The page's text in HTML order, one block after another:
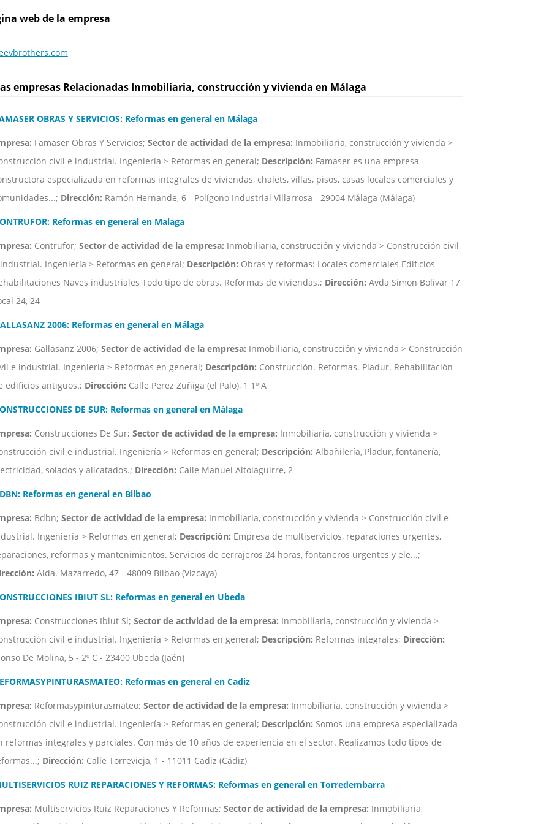
web de la empresa
empresas Relacionadas Inmobiliaria, construcción y vivienda en Málaga
OBRAS Y SERVICIOS: Reformas en general en Málaga
Famaser Obras Y Servicios; Sector de actividad de la empresa: Inmobiliaria, construcción y vivienda >
civil e industrial. Ingeniería > Reformas en general; Descripción: Famaser es una empresa
especializada en reformas integrales de viviendas, chalets, villas, pisos, casas locales comerciales y
Dirección: Ramón Hernande, 6 - Polígono Industrial Villarrosa - 29004 Málaga (Málaga)
Reformas en general en Malaga
Contrufor; Sector de actividad de la empresa: Inmobiliaria, construcción y vivienda > Construcción civil
Ingeniería > Reformas en general; Descripción: Obras y reformas: Locales comerciales Edificios
Naves industriales Todo tipo de obras. Reformas de viviendas.; Dirección: Avda Simon Bolivar 17
24, 24
2006: Reformas en general en Málaga
Gallasanz 2006; Sector de actividad de la empresa: Inmobiliaria, construcción y vivienda > Construcción
e industrial. Ingeniería > Reformas en general; Descripción: Construcción. Reformas. Pladur. Rehabilitación
edificios antiguos.; Dirección: Calle Perez Zuñiga (el Palo), 1 1º A
DE SUR: Reformas en general en Málaga
Construcciones De Sur; Sector de actividad de la empresa: Inmobiliaria, construcción y vivienda >
civil e industrial. Ingeniería > Reformas en general; Descripción: Albañilería, Pladur, fontanería,
solados y alicatados.; Dirección: Calle Manuel Altolaguirre, 2
Reformas en general en Bilbao
Bdbn; Sector de actividad de la empresa: Inmobiliaria, construcción y vivienda > Construcción civil e
Ingeniería > Reformas en general; Descripción: Empresa de multiservicios, reparaciones urgentes,
reformas y mantenimientos. Servicios de cerrajeros 24 horas, fontaneros urgentes y ele...;
Alda. Mazarredo, 47 - 48009 Bilbao (Vizcaya)
IBIUT SL: Reformas en general en Ubeda
Construcciones Ibiut Sl; Sector de actividad de la empresa: Inmobiliaria, construcción y vivienda >
civil e industrial. Ingeniería > Reformas en general; Descripción: Reformas integrales; Dirección:
De Molina, 5 - 2º C - 23400 Ubeda (Jaén)
Reformas en general en Cadiz
Reformasypinturasmateo; Sector de actividad de la empresa: Inmobiliaria, construcción y vivienda >
civil e industrial. Ingeniería > Reformas en general; Descripción: Somos una empresa especializada
reformas integrales y parciales. Con más de 10 años de experiencia en el sector. Realizamos todo tipos de
Dirección: Calle Torrevieja, 1 - 11011 Cadiz (Cádiz)
RUIZ REPARACIONES Y REFORMAS: Reformas en general en Torredembarra
Multiservicios Ruiz Reparaciones Y Reformas; Sector de actividad de la empresa: Inmobiliaria,